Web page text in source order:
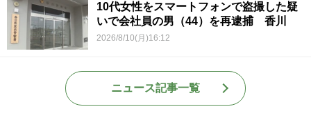
10代女性をスマートフォンで盗撮した疑
いで会社員の男（44）を再逮捕 香川
2026/8/10(月)16:12
ニュース記事一覧